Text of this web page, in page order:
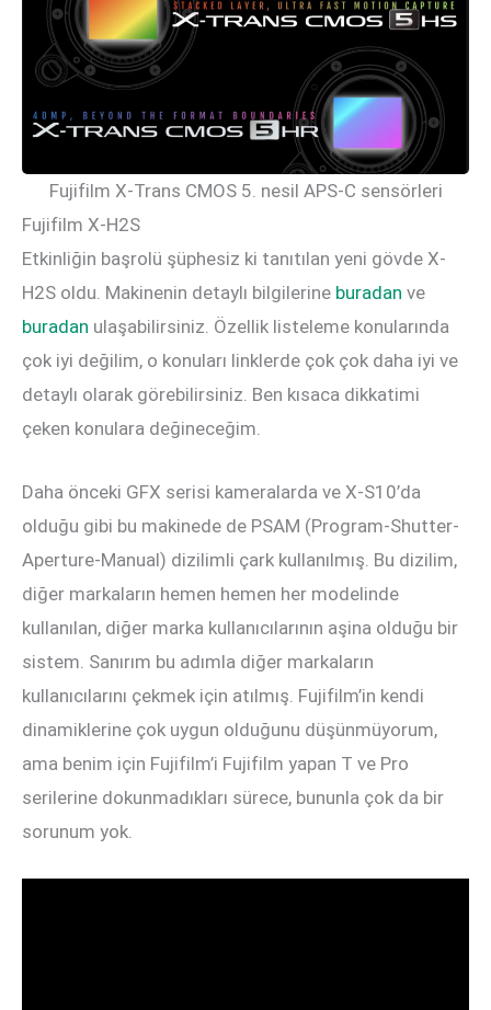
Fujifilm X-Trans CMOS 5. nesil APS-C sensörleri
Fujifilm X-H2S
Etkinliğin başrolü şüphesiz ki tanıtılan yeni gövde X-
H2S oldu. Makinenin detaylı bilgilerine buradan ve
buradan ulaşabilirsiniz. Özellik listeleme konularında
çok iyi değilim, o konuları linklerde çok çok daha iyi ve
detaylı olarak görebilirsiniz. Ben kısaca dikkatimi
çeken konulara değineceğim.
Daha önceki GFX serisi kameralarda ve X-S10’da
olduğu gibi bu makinede de PSAM (Program-Shutter-
Aperture-Manual) dizilimli çark kullanılmış. Bu dizilim,
diğer markaların hemen hemen her modelinde
kullanılan, diğer marka kullanıcılarının aşina olduğu bir
sistem. Sanırım bu adımla diğer markaların
kullanıcılarını çekmek için atılmış. Fujifilm’in kendi
dinamiklerine çok uygun olduğunu düşünmüyorum,
ama benim için Fujifilm’i Fujifilm yapan T ve Pro
serilerine dokunmadıkları sürece, bununla çok da bir
sorunum yok.